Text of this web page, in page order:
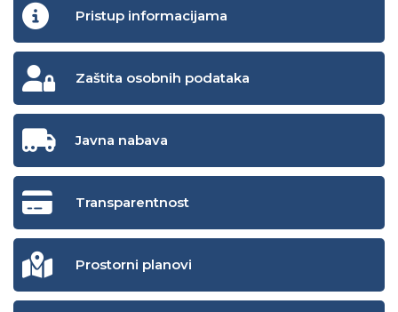
Pristup informacijama
Zaštita osobnih podataka
Javna nabava
Transparentnost
Prostorni planovi